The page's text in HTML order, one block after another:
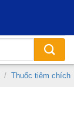
/ Thuốc tiêm chích